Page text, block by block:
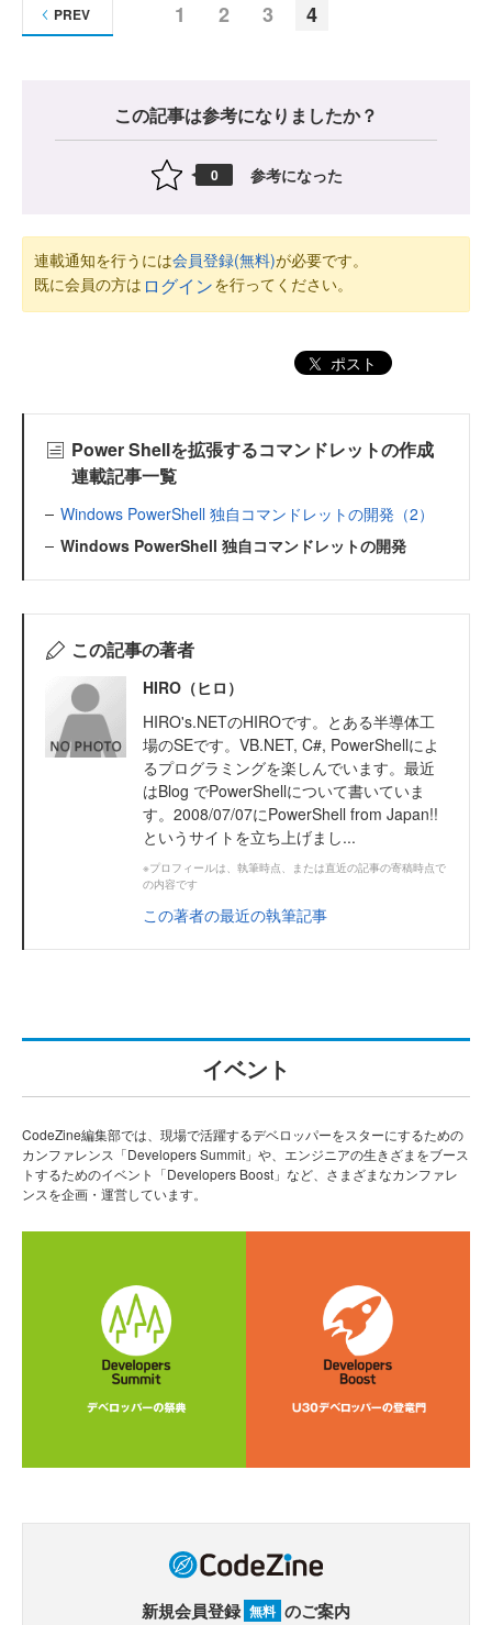
1 2 3 4
PREV
この記事は参考になりましたか？
0 参考になった
連載通知を行うには会員登録(無料)が必要です。
既に会員の方は ログインを行ってください。
ポスト
Power Shellを拡張するコマンドレットの作成
連載記事一覧
Windows PowerShell 独自コマンドレットの開発（2）
Windows PowerShell 独自コマンドレットの開発
この記事の著者
HIRO（ヒロ）
HIRO's.NETのHIROです。とある半導体工
場のSEです。VB.NET, C#, PowerShellによ
るプログラミングを楽しんでいます。最近
はBlog でPowerShellについて書いていま
す。2008/07/07にPowerShell from Japan!!
というサイトを立ち上げまし...
※プロフィールは、執筆時点、または直近の記事の寄稿時点で
の内容です
この著者の最近の執筆記事
イベント
CodeZine編集部では、現場で活躍するデベロッパーをスターにするための
カンファレンス「Developers Summit」や、エンジニアの生きざまをブース
トするためのイベント「Developers Boost」など、さまざまなカンファレ
ンスを企画・運営しています。
新規会員登録 無料 のご案内